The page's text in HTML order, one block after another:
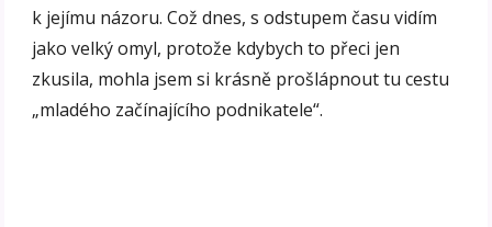
k jejímu názoru. Což dnes, s odstupem času vidím
jako velký omyl, protože kdybych to přeci jen
zkusila, mohla jsem si krásně prošlápnout tu cestu
„mladého začínajícího podnikatele“.